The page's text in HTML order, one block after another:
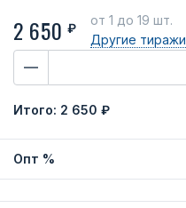
2 650 ₽
от 1 до 19 шт.
Другие тиражи
Итого: 2 650 ₽
Опт %